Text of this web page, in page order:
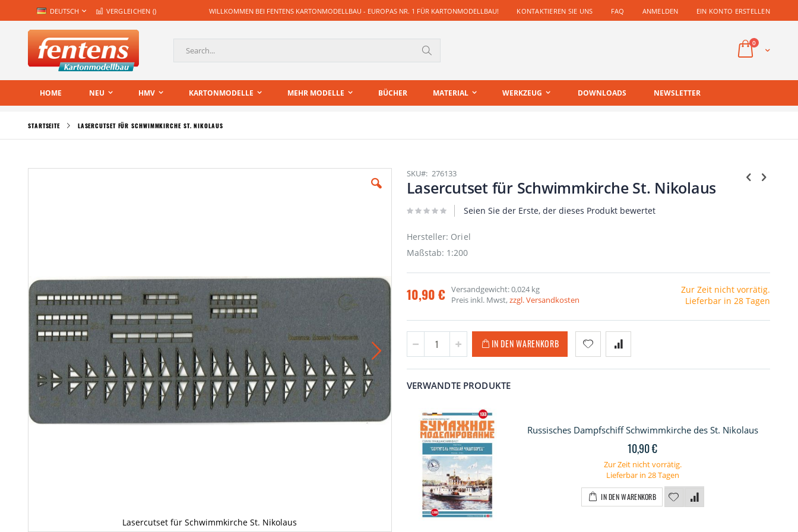
Zum
Inhalt
springen
SPRACHEDEUTSCH WILLKOMMEN BEI FENTENS KARTONMODELLBAU - EUROPAS NR. 1 FÜR KARTONMODELLBAU! KONTAKTIEREN SIE UNS
VERGLEICHEN () FAQ ANMELDEN EIN KONTO ERSTELLEN
Cart
0Artikel
HOME NEU HMV KARTONMODELLE MEHR MODELLE BÜCHER MATERIAL WERKZEUG DOWNLOADS NEWSLETTER
STARTSEITE LASERCUTSET FÜR SCHWIMMKIRCHE ST. NIKOLAUS
Lasercutset für Schwimmkirche St. Nikolaus
SKU 276133
Lasercutset für Schwimmkirche St. Nikolaus
Seien Sie der Erste, der dieses Produkt bewertet
Hersteller: Oriel
Maßstab: 1:200
10,90 € Versandgewicht: 0,024 kg
Preis inkl. Mwst,zzgl. Versandkosten
Zur Zeit nicht vorrätig.
Lieferbar in 28 Tagen
IN DEN WARENKORB
VERWANDTE PRODUKTE
Russisches Dampfschiff Schwimmkirche des St. Nikolaus
10,90 €
Zur Zeit nicht vorrätig.
Lieferbar in 28 Tagen
IN DEN WARENKORB